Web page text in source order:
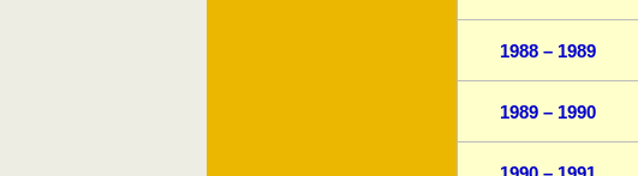
1988 – 1989
1989 – 1990